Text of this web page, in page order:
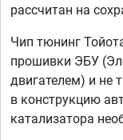
рассчитан на
Чип тюнинг
прошивки ЭБУ
двигателем) и не
в конструкцию
катализатора